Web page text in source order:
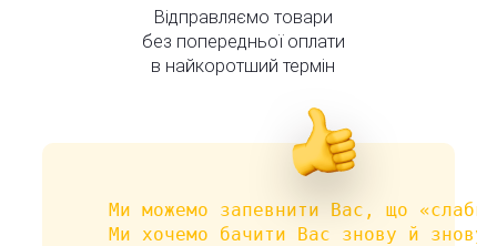
Відправляємо товари
без попередньої оплати
в найкоротший термін
Ми можемо запевнити Вас, що
Ми хочемо бачити Вас знову й